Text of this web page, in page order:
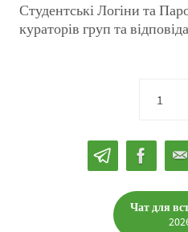
Студентські Логіни та
кураторів груп та
1
Чат для